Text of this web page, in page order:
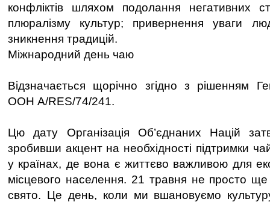
конфліктів шляхом подолання негативних
плюралізму культур; привернення уваги
зникнення традицій.
Міжнародний день чаю
Відзначається щорічно згідно з рішенням
ООН A/RES/74/241.
Цю дату Організація Об’єднаних Націй
зробивши акцент на необхідності підтримки
у країнах, де вона є життєво важливою для
місцевого населення. 21 травня не просто ще
свято. Це день, коли ми вшановуємо